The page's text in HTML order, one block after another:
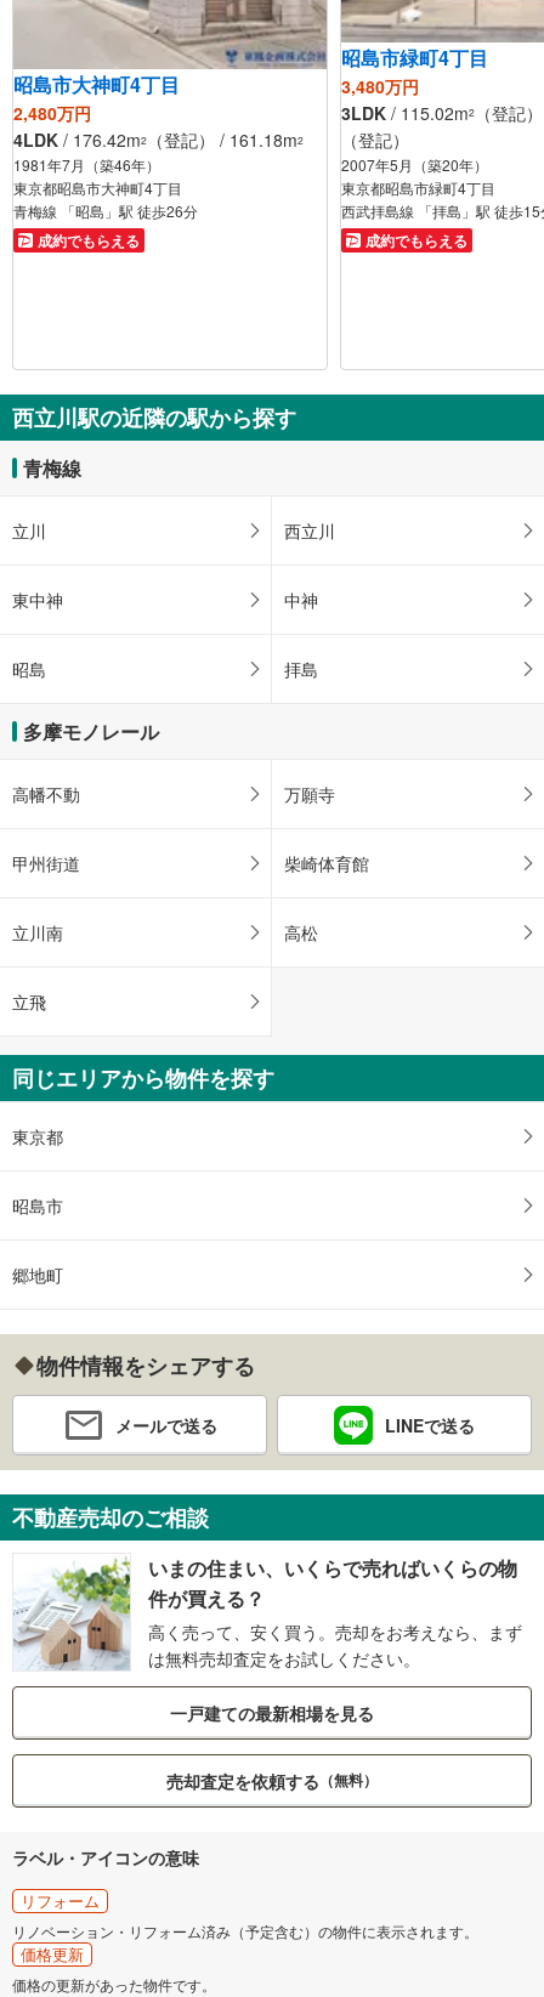
昭島市大神町4丁目
2,480万円
4LDK / 176.42m2 （登記） / 161.18m2
1981年7月（築46年）
東京都昭島市大神町4丁目
青梅線 「昭島」駅 徒歩26分
成約でもらえる
昭島市緑町4丁目
3,480万円
3LDK / 115.02m2
（登記
（登記）
2007年5月（築20年）
東京都昭島市緑町4丁目
西武拝島線 「拝島」駅 徒歩15
成約でもらえる
西立川駅の近隣の駅から探す
青梅線
立川 西立川
東中神 中神
昭島 拝島
多摩モノレール
高幡不動 万願寺
甲州街道 柴崎体育館
立川南 高松
立飛
同じエリアから物件を探す
東京都
昭島市
郷地町
物件情報をシェアする
メールで送る LINEで送る
不動産売却のご相談
いまの住まい、いくらで売ればいくらの物
件が買える？
高く売って、安く買う。売却をお考えなら、まず
は無料売却査定をお試しください。
一戸建ての最新相場を見る
売却査定を依頼する （無料）
ラベル・アイコンの意味
リフォーム
リノベーション・リフォーム済み（予定含む）の物件に表示されます。
価格更新
価格の更新があった物件です。